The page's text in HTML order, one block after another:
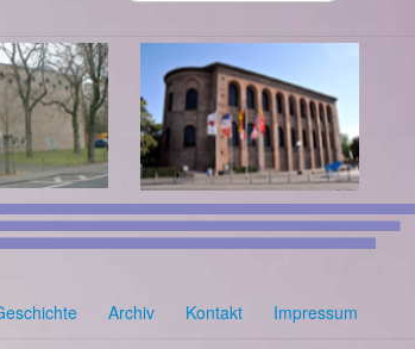
Archiv Kontakt Impressum